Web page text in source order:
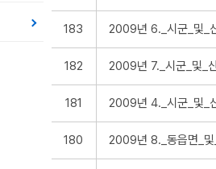
183 2009년 6._시군_및_
182 2009년 7._시군_및_
181 2009년 4._시군_및_
180 2009년 8._동읍면_및